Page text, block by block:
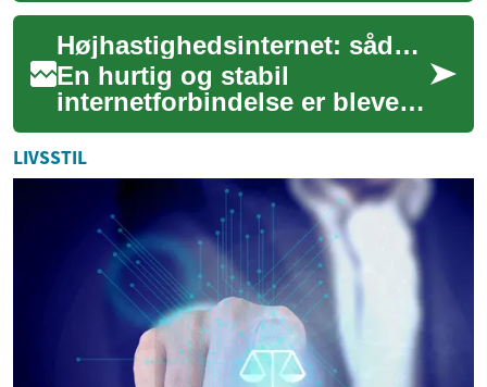
din personlige økonomi og
din d...
Højhastighedsinternet: sådan får du mere ud af din forbindelse
En hurtig og stabil
internetforbindelse er blevet
lige så vigtig som strøm og
vand i mange hjem og
virksomheder. Fra ...
LIVSSTIL